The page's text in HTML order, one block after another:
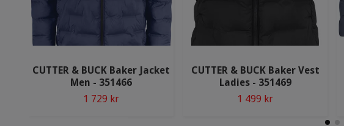
CUTTER & BUCK Baker Jacket
Men - 351466
1 729 kr
CUTTER & BUCK Baker Vest
Ladies - 351469
1 499 kr